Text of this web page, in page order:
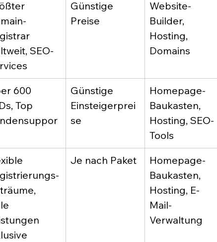
SEO-
Günstige
Preise
Website-
Builder,
Hosting,
Domains
600
Top
Günstige
Einsteigerprei
se
Homepage-
Baukasten,
Hosting, SEO-
Tools
Je nach Paket
Homepage-
Baukasten,
Hosting, E-
Mail-
Verwaltung